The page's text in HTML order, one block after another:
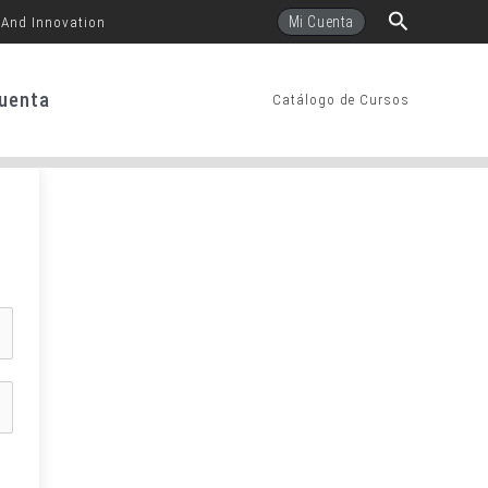
Innovation Mi Cuenta Buscar
Catálogo de Cursos